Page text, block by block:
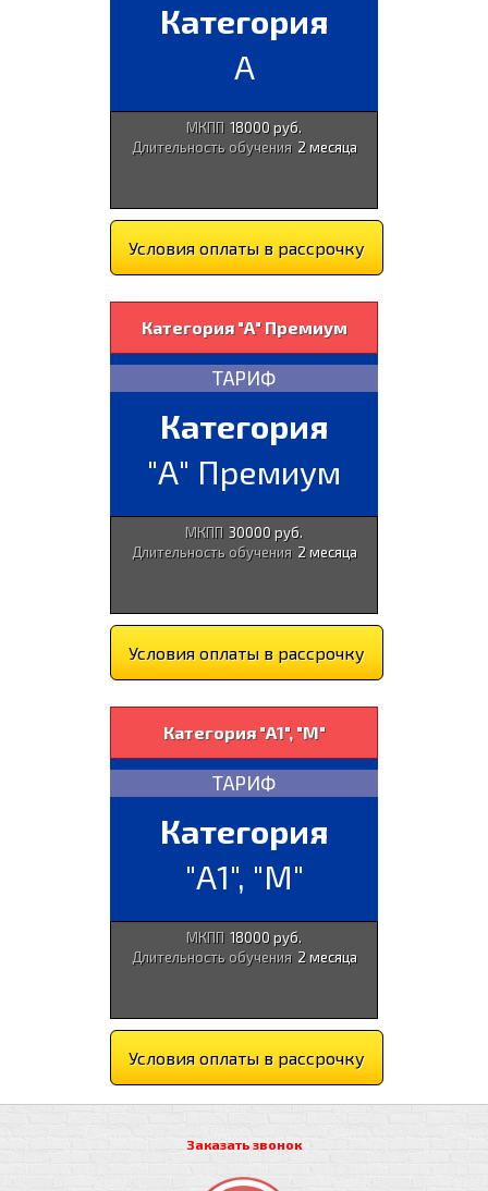
Категория
A
МКПП 18000 руб.
Длительность обучения 2 месяца
Условия оплаты в рассрочку
Категория "А" Премиум
ТАРИФ
Категория
"А" Премиум
МКПП 30000 руб.
Длительность обучения 2 месяца
Условия оплаты в рассрочку
Категория "А1", "М"
ТАРИФ
Категория
"А1", "М"
МКПП 18000 руб.
Длительность обучения 2 месяца
Условия оплаты в рассрочку
Заказать звонок